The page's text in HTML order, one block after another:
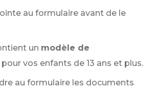
au formulaire avant de le
un modèle de
pour vos enfants de 13 ans et plus.
au formulaire les documents